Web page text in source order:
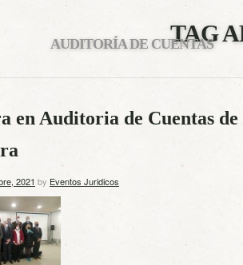
TAG
AUDITORÍA DE CUENTAS
en Auditoria de Cuentas
2021 by Eventos Juridicos